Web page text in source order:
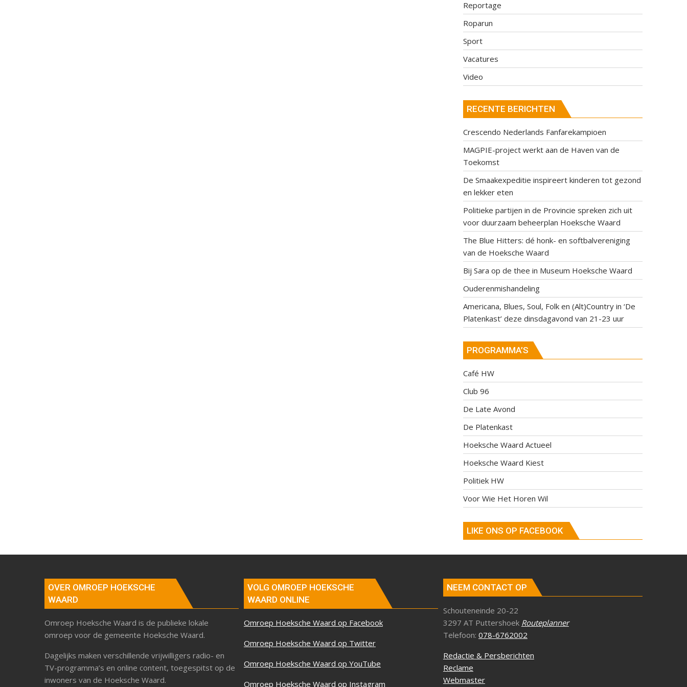
Reportage
Roparun
Sport
Vacatures
Video
RECENTE BERICHTEN
Crescendo Nederlands Fanfarekampioen
MAGPIE-project werkt aan de Haven van de
Toekomst
De Smaakexpeditie inspireert kinderen tot gezond
en lekker eten
Politieke partijen in de Provincie spreken zich uit
voor duurzaam beheerplan Hoeksche Waard
The Blue Hitters: dé honk- en softbalvereniging
van de Hoeksche Waard
Bij Sara op de thee in Museum Hoeksche Waard
Ouderenmishandeling
Americana, Blues, Soul, Folk en (Alt)Country in ‘De
Platenkast’ deze dinsdagavond van 21-23 uur
PROGRAMMA’S
Café HW
Club 96
De Late Avond
De Platenkast
Hoeksche Waard Actueel
Hoeksche Waard Kiest
Politiek HW
Voor Wie Het Horen Wil
LIKE ONS OP FACEBOOK
OVER OMROEP HOEKSCHE
WAARD
Omroep Hoeksche Waard is de publieke lokale
omroep voor de gemeente Hoeksche Waard.
Dagelijks maken verschillende vrijwilligers radio- en
TV-programma’s en online content, toegespitst op de
inwoners van de Hoeksche Waard.
VOLG OMROEP HOEKSCHE
WAARD ONLINE
Omroep Hoeksche Waard op Facebook
Omroep Hoeksche Waard op Twitter
Omroep Hoeksche Waard op YouTube
Omroep Hoeksche Waard op Instagram
NEEM CONTACT OP
Schouteneinde 20-22
3297 AT Puttershoek Routeplanner
Telefoon: 078-6762002
Redactie & Persberichten
Reclame
Webmaster